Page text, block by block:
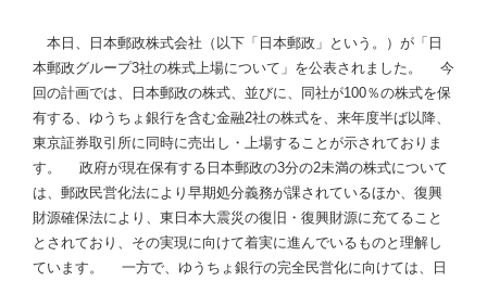
本日、日本郵政株式会社（以下「日本郵政」という。）が「日
本郵政グループ3社の株式上場について」を公表されました。 今
回の計画では、日本郵政の株式、並びに、同社が100％の株式を保
有する、ゆうちょ銀行を含む金融2社の株式を、来年度半ば以降、
東京証券取引所に同時に売出し・上場することが示されておりま
す。 政府が現在保有する日本郵政の3分の2未満の株式について
は、郵政民営化法により早期処分義務が課されているほか、復興
財源確保法により、東日本大震災の復旧・復興財源に充てること
とされており、その実現に向けて着実に進んでいるものと理解し
ています。 一方で、ゆうちょ銀行の完全民営化に向けては、日